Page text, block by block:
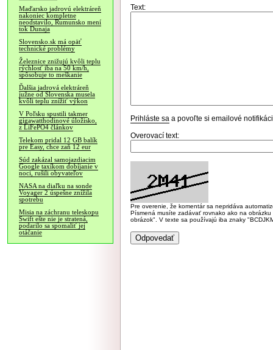
Maďarsko jadrovú elektráreň
nakoniec kompletne
neodstavilo, Rumunsko mení
tok Dunaja
Slovensko.sk má opäť
technické problémy
Železnice znižujú kvôli teplu
rýchlosť iba na 50 km/h,
spôsobuje to meškanie
Ďalšia jadrová elektráreň
južne od Slovenska musela
kvôli teplu znížiť výkon
V Poľsku spustili takmer
gigawatthodinové úložisko,
z LiFePO4 článkov
Telekom pridal 12 GB balík
pre Easy, chce zaň 12 eur
Súd zakázal samojazdiacim
Google taxíkom dobíjanie v
noci, rušili obyvateľov
NASA na diaľku na sonde
Voyager 2 úspešne znížila
spotrebu
Misia na záchranu teleskopu
Swift ešte nie je stratená,
podarilo sa spomaliť jej
otáčanie
Text:
Prihláste sa a povoľte si emailové
Overovací text:
Pre overenie, že komentár sa nepridáva
Písmená musíte zadávať rovnako ako na
obrázok". V texte sa používajú iba znaky